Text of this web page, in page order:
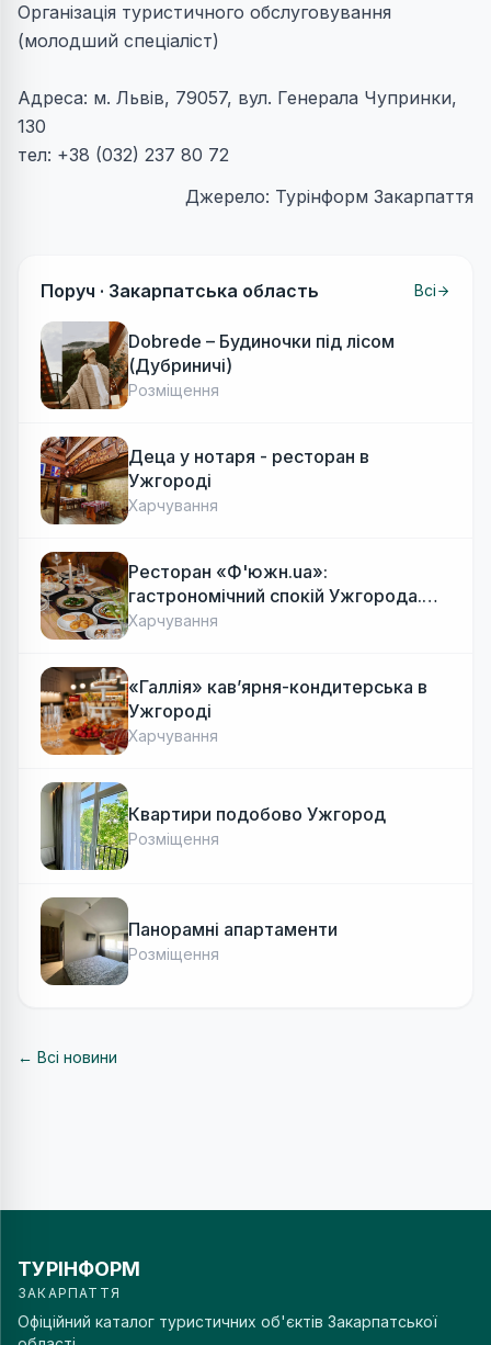
Організація туристичного обслуговування
(молодший спеціаліст)
Адреса: м. Львів, 79057, вул. Генерала Чупринки,
130
тел: +38 (032) 237 80 72
Джерело: Турінформ Закарпаття
Поруч · Закарпатська область Всі
Dobrede – Будиночки під лісом
(Дубриничі)
Розміщення
Деца у нотаря - ресторан в
Ужгороді
Харчування
Ресторан «Ф'южн.ua»:
гастрономічний спокій Ужгорода.
Авторська локальна кухня, затишок
Харчування
«Галлія» кав’ярня-кондитерська в
Ужгороді
Харчування
Квартири подобово Ужгород
Розміщення
Панорамні апартаменти
Розміщення
← Всі новини
ТУРІНФОРМ
ЗАКАРПАТТЯ
Офіційний каталог туристичних об'єктів Закарпатської